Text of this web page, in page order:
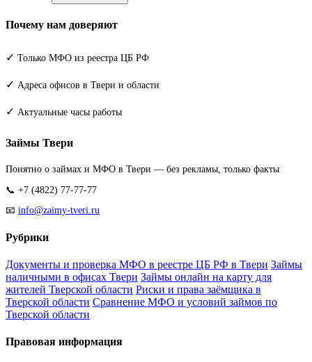
Почему нам доверяют
✓ Только МФО из реестра ЦБ РФ
✓ Адреса офисов в Твери и области
✓ Актуальные часы работы
Займы Твери
Понятно о займах и МФО в Твери — без рекламы, только факты
📞 +7 (4822) 77-77-77
📧 info@zaimy-tveri.ru
Рубрики
Документы и проверка МФО в реестре ЦБ РФ в Твери Займы
наличными в офисах Твери Займы онлайн на карту для
жителей Тверской области Риски и права заёмщика в
Тверской области Сравнение МФО и условий займов по
Тверской области
Правовая информация